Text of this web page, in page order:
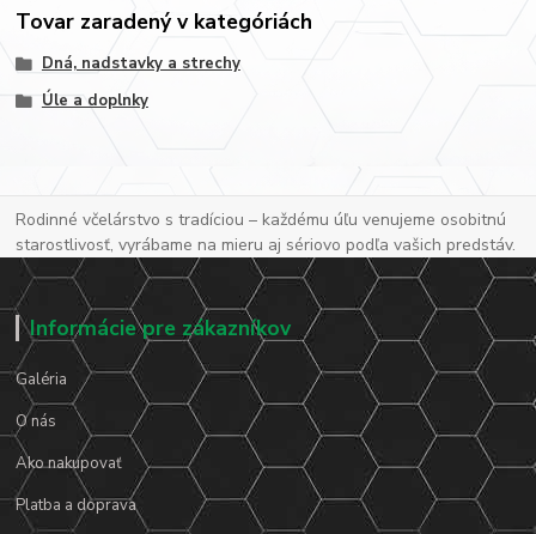
Tovar zaradený v kategóriách
Dná, nadstavky a strechy
Úle a doplnky
Rodinné včelárstvo s tradíciou – každému úľu venujeme osobitnú
starostlivosť, vyrábame na mieru aj sériovo podľa vašich predstáv.
Informácie pre zákazníkov
Galéria
O nás
Ako nakupovať
Platba a doprava